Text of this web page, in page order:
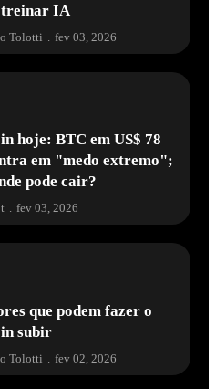
IA
Tolotti fev 03, 2026
hoje: BTC em US$ 78
em "medo extremo";
pode cair?
. fev 03, 2026
que podem fazer o
subir
Tolotti fev 02, 2026